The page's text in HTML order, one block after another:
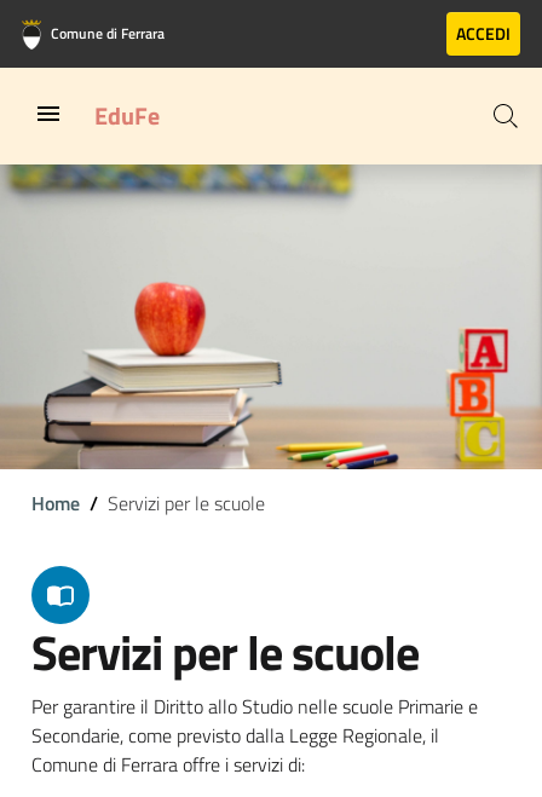
Vai al contenuto principale
Vai al footer
Comune di Ferrara ACCEDI
EduFe
Home Servizi per le scuole
Servizi per le scuole
Per garantire il Diritto allo Studio nelle scuole Primarie e
Secondarie, come previsto dalla Legge Regionale, il
Comune di Ferrara offre i servizi di: